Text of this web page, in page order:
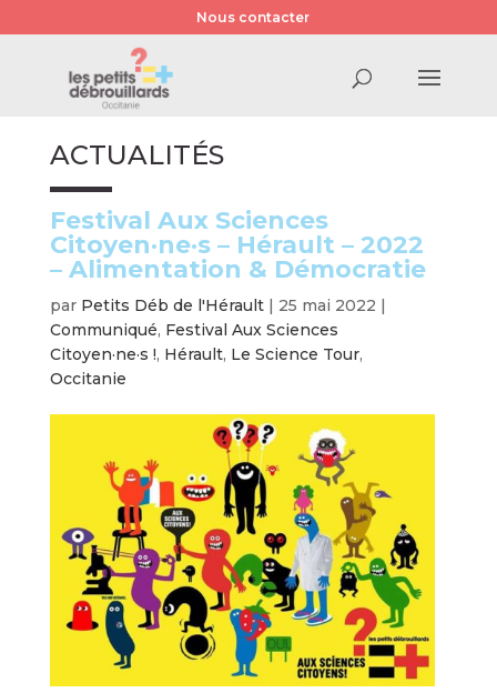
Nous contacter
ACTUALITÉS
Festival Aux Sciences
Citoyen·ne·s – Hérault – 2022
– Alimentation & Démocratie
par Petits Déb de l'Hérault| 25 mai 2022 |
Communiqué, Festival Aux Sciences
Citoyen·ne·s !, Hérault, Le Science Tour,
Occitanie